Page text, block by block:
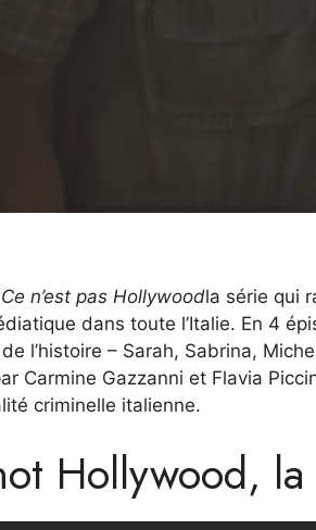
n’est pas Hollywoodla série qui
dans toute l’Italie. En 4
l’histoire – Sarah, Sabrina,
Carmine Gazzanni et Flavia
criminelle italienne.
Hollywood,